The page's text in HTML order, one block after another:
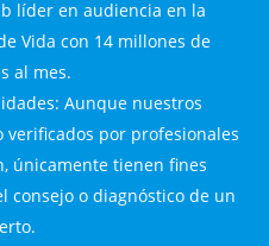
líder en audiencia en la
Vida con 14 millones de
al mes.
Aunque nuestros
por profesionales
únicamente tienen fines
consejo o diagnóstico de un